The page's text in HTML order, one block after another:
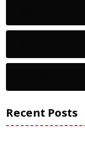
Recent Posts